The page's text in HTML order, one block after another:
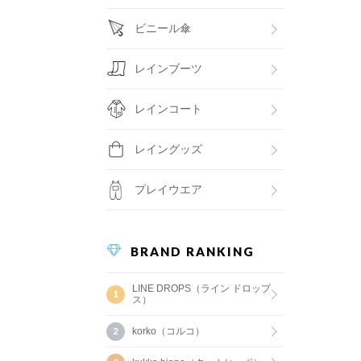
ビニール傘
レインブーツ
レインコート
レイングッズ
プレイウエア
BRAND RANKING
LINE DROPS（ライン ドロップ
ス）
korko（コルコ）